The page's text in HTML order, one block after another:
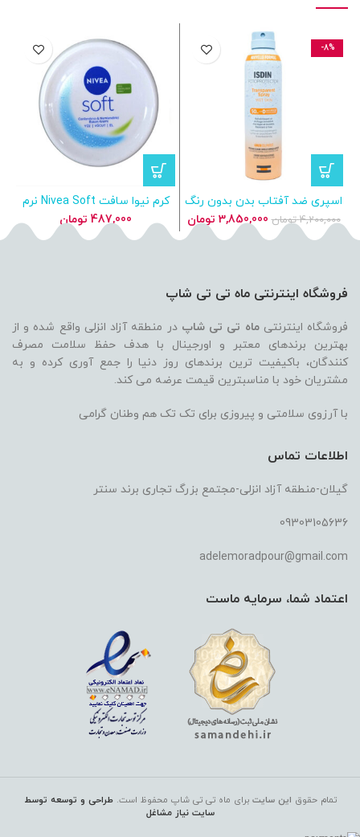
-8%
اسپری ضد آفتاب بدن بدون رنگ
ایزدین ISIDIN SPF504,200,000 تومان قیمت
اصلی
3,850,000 تومان
فعلی
کرم نیوا سافت Nivea Soft نرم
میل
487,000 تومان
فروشگاه اینترنتی ماه تی تی شاپ
فروشگاه اینترنتیماه تی تی شاپ در منطقه آزاد انزلی واقع شده و از
بهترین برندهای معتبر و اورجینال با هدف حفظ سلامت مصرف
کنندگان، باکیفیت ترین برندهای روز دنیا را جمع آوری کرده و به
مشتریان خود با مناسبترین قیمت عرضه می کند.
با آرزوی سلامتی و پیروزی برای تک تک هم وطنان گرامی
اطلاعات تماس
گیلان-منطقه آزاد انزلی-مجتمع بزرگ تجاری برند سنتر
09303105636
adelemoradpour@gmail.com
اعتماد شما، سرمایه ماست
تمام حقوق این سایتبرای ماه تی تی شاپ محفوظ است.طراحی و توسعه توسط
سایت نیاز مشاغل